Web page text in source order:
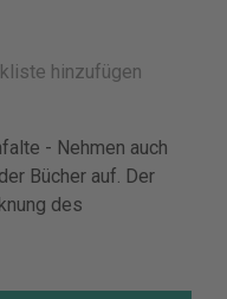
hinzufügen
- Nehmen auch
Bücher auf. Der
des